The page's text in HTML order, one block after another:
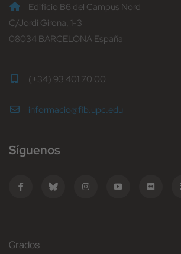
Edificio B6 del Campus Nord
C/Jordi Girona, 1-3
08034 BARCELONA España
(+34) 93 401 70 00
informacio@fib.upc.edu
Síguenos
Grados